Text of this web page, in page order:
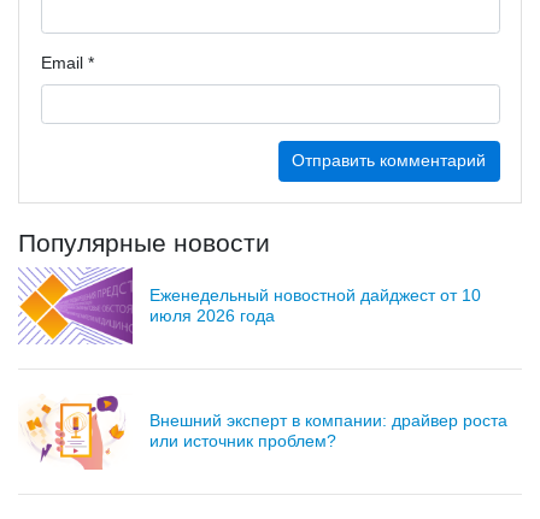
Email *
Популярные новости
Еженедельный новостной дайджест от 10
июля 2026 года
Внешний эксперт в компании: драйвер роста
или источник проблем?